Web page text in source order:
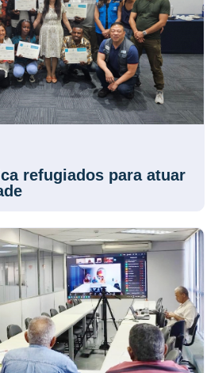
refugiados para atuar